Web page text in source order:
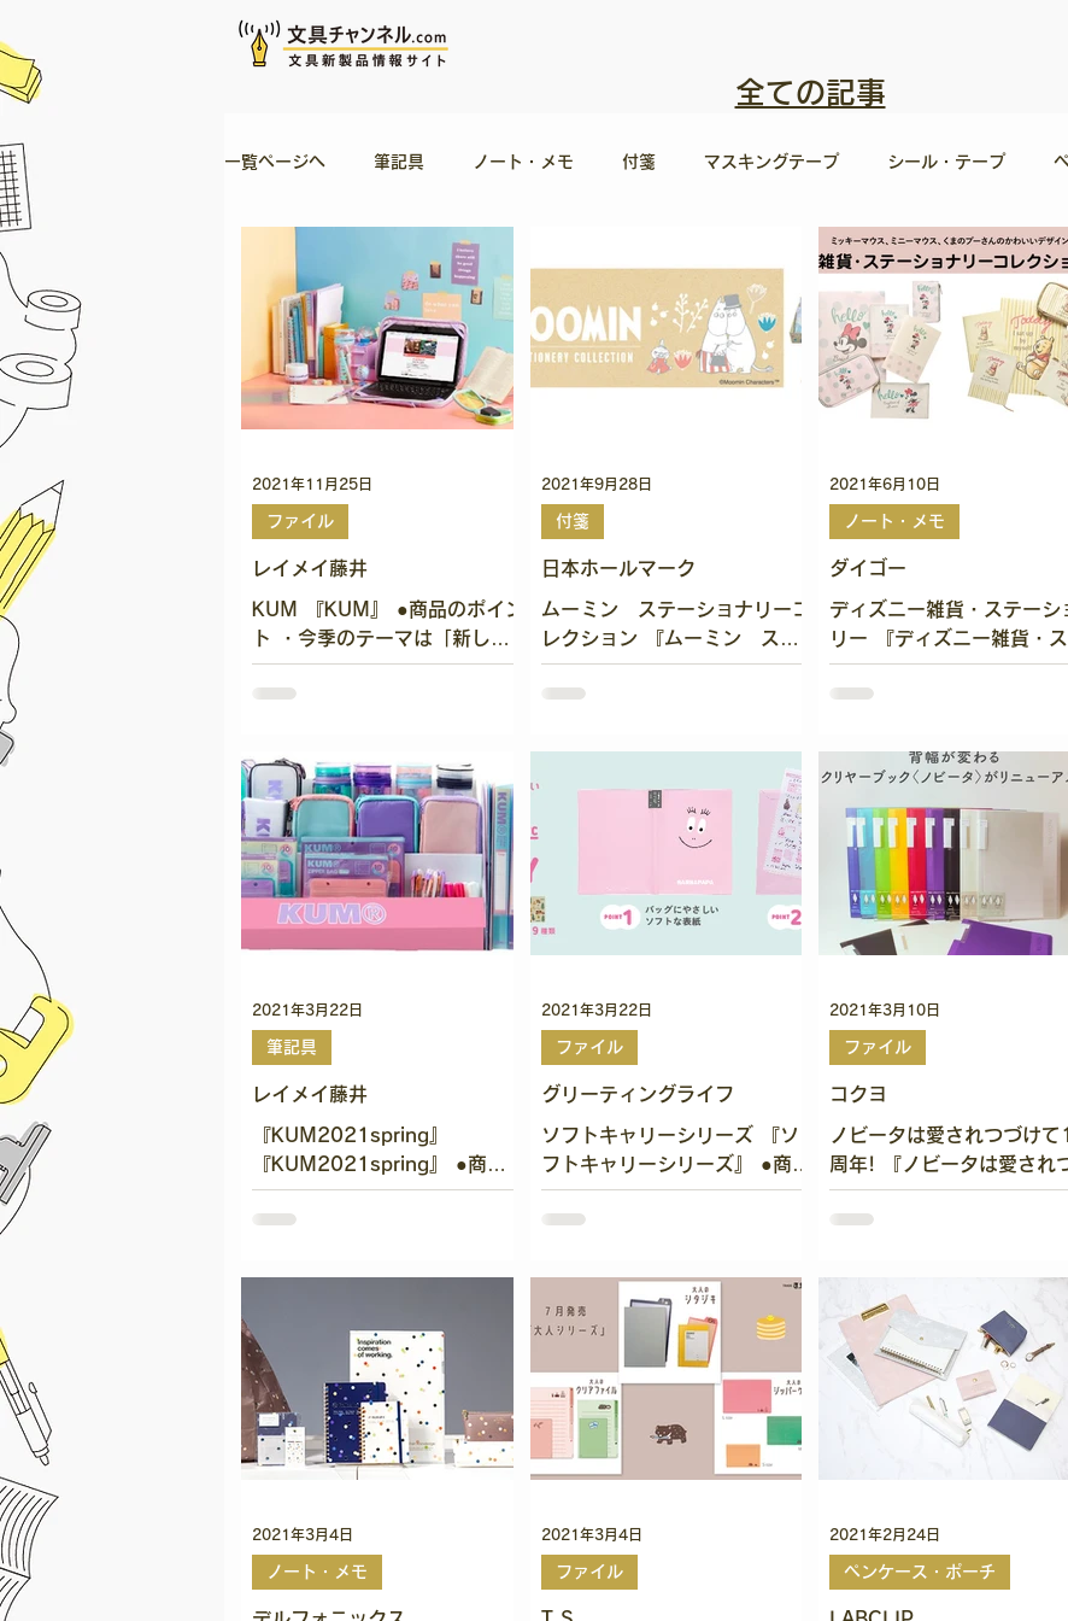
全ての記事
一覧ページへ 筆記具 ノート・メモ 付箋 マスキングテープ シール・テープ
ルーズリーフ・バインダー 消しゴム・修正関連 スタ
のり・接着剤 はさみ・カッター 学用品 定規 読書関連 お手紙関連 金
レイメイ藤井
KUM 『KUM』 ●商品のポイン
ト ・今季のテーマは「新しい
日常」 ・オンライン授業やテ
レワークに対応したNEWアイ
ルな可愛いアイテムで皆様の生
活を彩 ります KUMのマルチケ
ースを紹介します！...
ファイル
2021年11月25日
日本ホールマーク
ムーミン ステーショナリーコ
レクション 『ムーミン ステ
ーショナリーコレクション』 ●
商品のポイント ・特に大人女
雑貨・文学・アート好きな方に
支持されてい ます。 ・コアな
ファンに人気の「ミムラ姉さ
ん」「スティン...
付箋
2021年9月28日
ダイゴー
ディズニー雑貨・ステーシ
リー 『ディズニー雑貨・
ーショナリー』 ●商品のポ
ト ・ミッキー・ミニー・プ
シリーズ ・キャラクター
ェックやドットなどを あ
ることで大人かわいい仕上
に...
ノート・メモ
2021年6月10日
レイメイ藤井
『KUM2021spring』
『KUM2021spring』 ●商品
のポイント ・人気のクリアペ
ンケースに新色が追加 （グリ
クリアペンケースにスタンドタ
スナーが付いていて便利...
筆記具
2021年3月22日
グリーティングライフ
ソフトキャリーシリーズ 『ソ
フトキャリーシリーズ』 ●商品
のポイント ・バッグを傷つけ
にくいソフトなファイル。 ・A
サイズ。 A3書類も広げて収納
可能。 ・全９柄、表面に可愛
いイラストが入っておりま
ファイル
2021年3月22日
コクヨ
ノビータは愛されつづけ
周年! 『ノビータは愛され
けて10周年!』 ●商品のポ
ト ・今年10周年を迎える
インでさらに使いやすく
ボ加工のエンボス表紙採用
ズが目立ちにくい ・新価格
お求めやすくなりました...
ファイル
2021年3月10日
ノート・メモ
2021年3月4日
ファイル
2021年3月4日
ペンケース・ポーチ
2021年2月24日